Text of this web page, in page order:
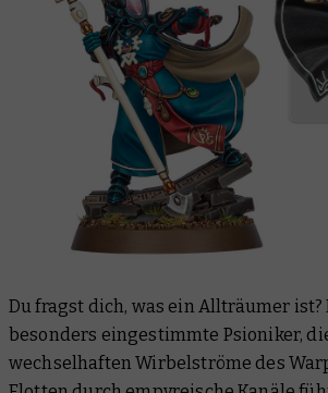
Du fragst dich, was ein Allträumer ist?
besonders eingestimmte Psioniker,
wechselhaften Wirbelströme des